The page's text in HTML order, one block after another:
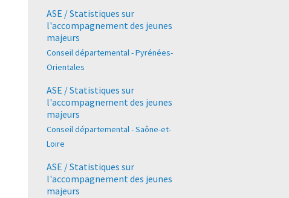
ASE / Statistiques sur
l'accompagnement des jeunes
majeurs
Conseil départemental - Pyrénées-
Orientales
ASE / Statistiques sur
l'accompagnement des jeunes
majeurs
Conseil départemental - Saône-et-
Loire
ASE / Statistiques sur
l'accompagnement des jeunes
majeurs